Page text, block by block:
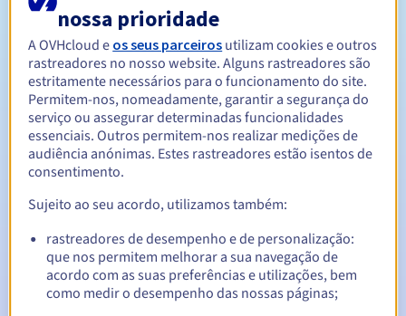
Período de renovação Entre 1 e 10 anos
Período de redenção 30 dias
Notificações automáticas:
60, 30, 15, 7 e 3 dias antes da data de
expiração
E-mail no dia da expiraçãopara notificar a suspensão do
nome de domínio
nossa prioridade
A OVHcloud e os seus parceiros utilizam cookies e outros
rastreadores no nosso website. Alguns rastreadores são
estritamente necessários para o funcionamento do site.
Permitem-nos, nomeadamente, garantir a segurança do
serviço ou assegurar determinadas funcionalidades
essenciais. Outros permitem-nos realizar medições de
audiência anónimas. Estes rastreadores estão isentos de
consentimento.
Sujeito ao seu acordo, utilizamos também:
rastreadores de desempenho e de personalização:
que nos permitem melhorar a sua navegação de
acordo com as suas preferências e utilizações, bem
como medir o desempenho das nossas páginas;